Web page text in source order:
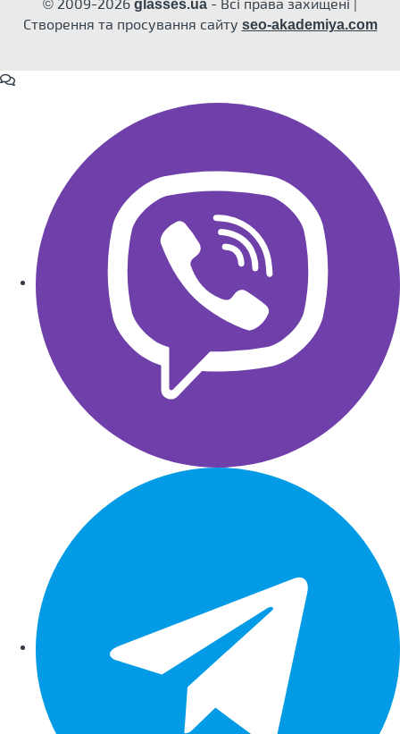
glasses.ua
Створення та просування сайту seo-akademiya.com